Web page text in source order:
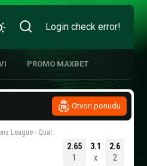
Login check error!
PROMO MAXBET
League - Qual.
2.65
1
3.1
x
2.6
2
Otvori ponudu